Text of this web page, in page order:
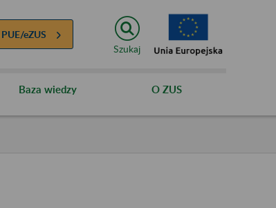
PUE/eZUS
Szukaj
Baza wiedzy O ZUS